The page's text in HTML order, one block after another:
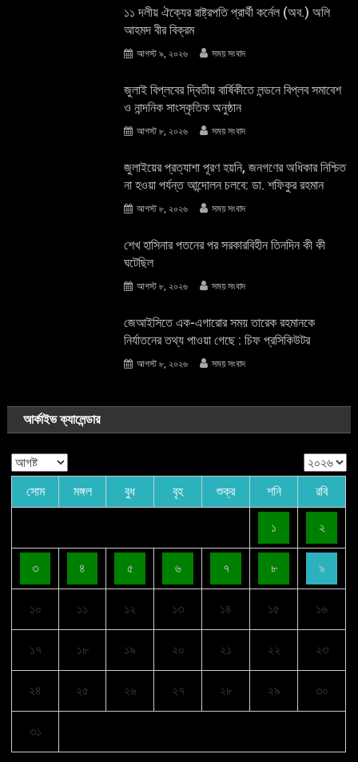
১১ দলীয় ঐক্যের রাষ্ট্রপতি প্রার্থী কর্নেল (অব.) অলি
আহমদ বীর বিক্রম
আগস্ট ৯, ২০২৬ সময় সংবাদ
জুলাই বিপ্লবের দ্বিতীয় বার্ষিকীতে লন্ডনে বিপ্লব সমাবেশ
ও নান্দনিক সাংস্কৃতিক অনুষ্ঠান
আগস্ট ৮, ২০২৬ সময় সংবাদ
জুলাইয়ের প্রত্যাশা পূরণ হয়নি, জনগণের অধিকার নিশ্চিত
না হওয়া পর্যন্ত আন্দোলন চলবে: ডা. শফিকুর রহমান
আগস্ট ৮, ২০২৬ সময় সংবাদ
শেখ হাসিনার পতনের পর সরকারবিহীন তিনদিন কী কী
ঘটেছিল
আগস্ট ৮, ২০২৬ সময় সংবাদ
জেআইসিতে এক-এগারোর সময় তারেক রহমানকে
নির্যাতনের তথ্য পাওয়া গেছে : চিফ প্রসিকিউটর
আগস্ট ৮, ২০২৬ সময় সংবাদ
আর্কাইভ ক্যালেন্ডার
সোম মঙ্গল বুধ বৃহ শুক্র শনি রবি
১ ২
৩ ৪ ৫ ৬ ৭ ৮ ৯
১০ ১১ ১২ ১৩ ১৪ ১৫ ১৬
১৭ ১৮ ১৯ ২০ ২১ ২২ ২৩
২৪ ২৫ ২৬ ২৭ ২৮ ২৯ ৩০
৩১